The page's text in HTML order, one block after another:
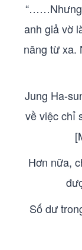
“……Nhưng
anh giả vờ
năng từ xa.
Jung Ha-
về việc chỉ
Hơn nữa,
Số dư